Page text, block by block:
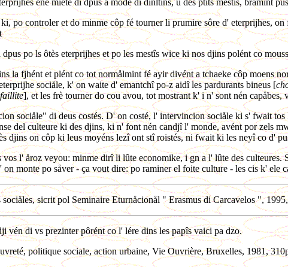
ene miete di dpus a môde di dinltins, u des ptits mestîs, bråmint
po controler et do minme côp fé tourner li prumire sôre d' eterprijhes,
po ls ôtès eterprijhes et po les mestîs wice ki nos djins polént co
la fjhént et plént co tot normålmint fé ayir divént a tchaeke côp moens
sociåle, k' on waite d' emantchî po-z aidî les pardurants bineus [
], et les frè tourner do cou avou, tot mostrant k' i n' sont nén capåbes,
sociåle" di deus costés. D' on costé, l' intervincion sociåle ki s' fwait
del culteure ki des djins, ki n' font nén candjî l' monde, avént por zels
djins on côp ki leus moyéns lezî ont stî roistés, ni fwait ki les neyî co d'
l' åroz veyou: minme dirî li lûte economike, i gn a l' lûte des
monte po såver - ça vout dire: po raminer el foite culture - les cis k' ele
sicrit pol Seminaire Eturnåcionål " Erasmus di Carcavelos ",
vén di vs prezinter pôrént co l' lére dins les papîs vaici pa dzo.
politique sociale, action urbaine, Vie Ouvrière, Bruxelles, 1981,